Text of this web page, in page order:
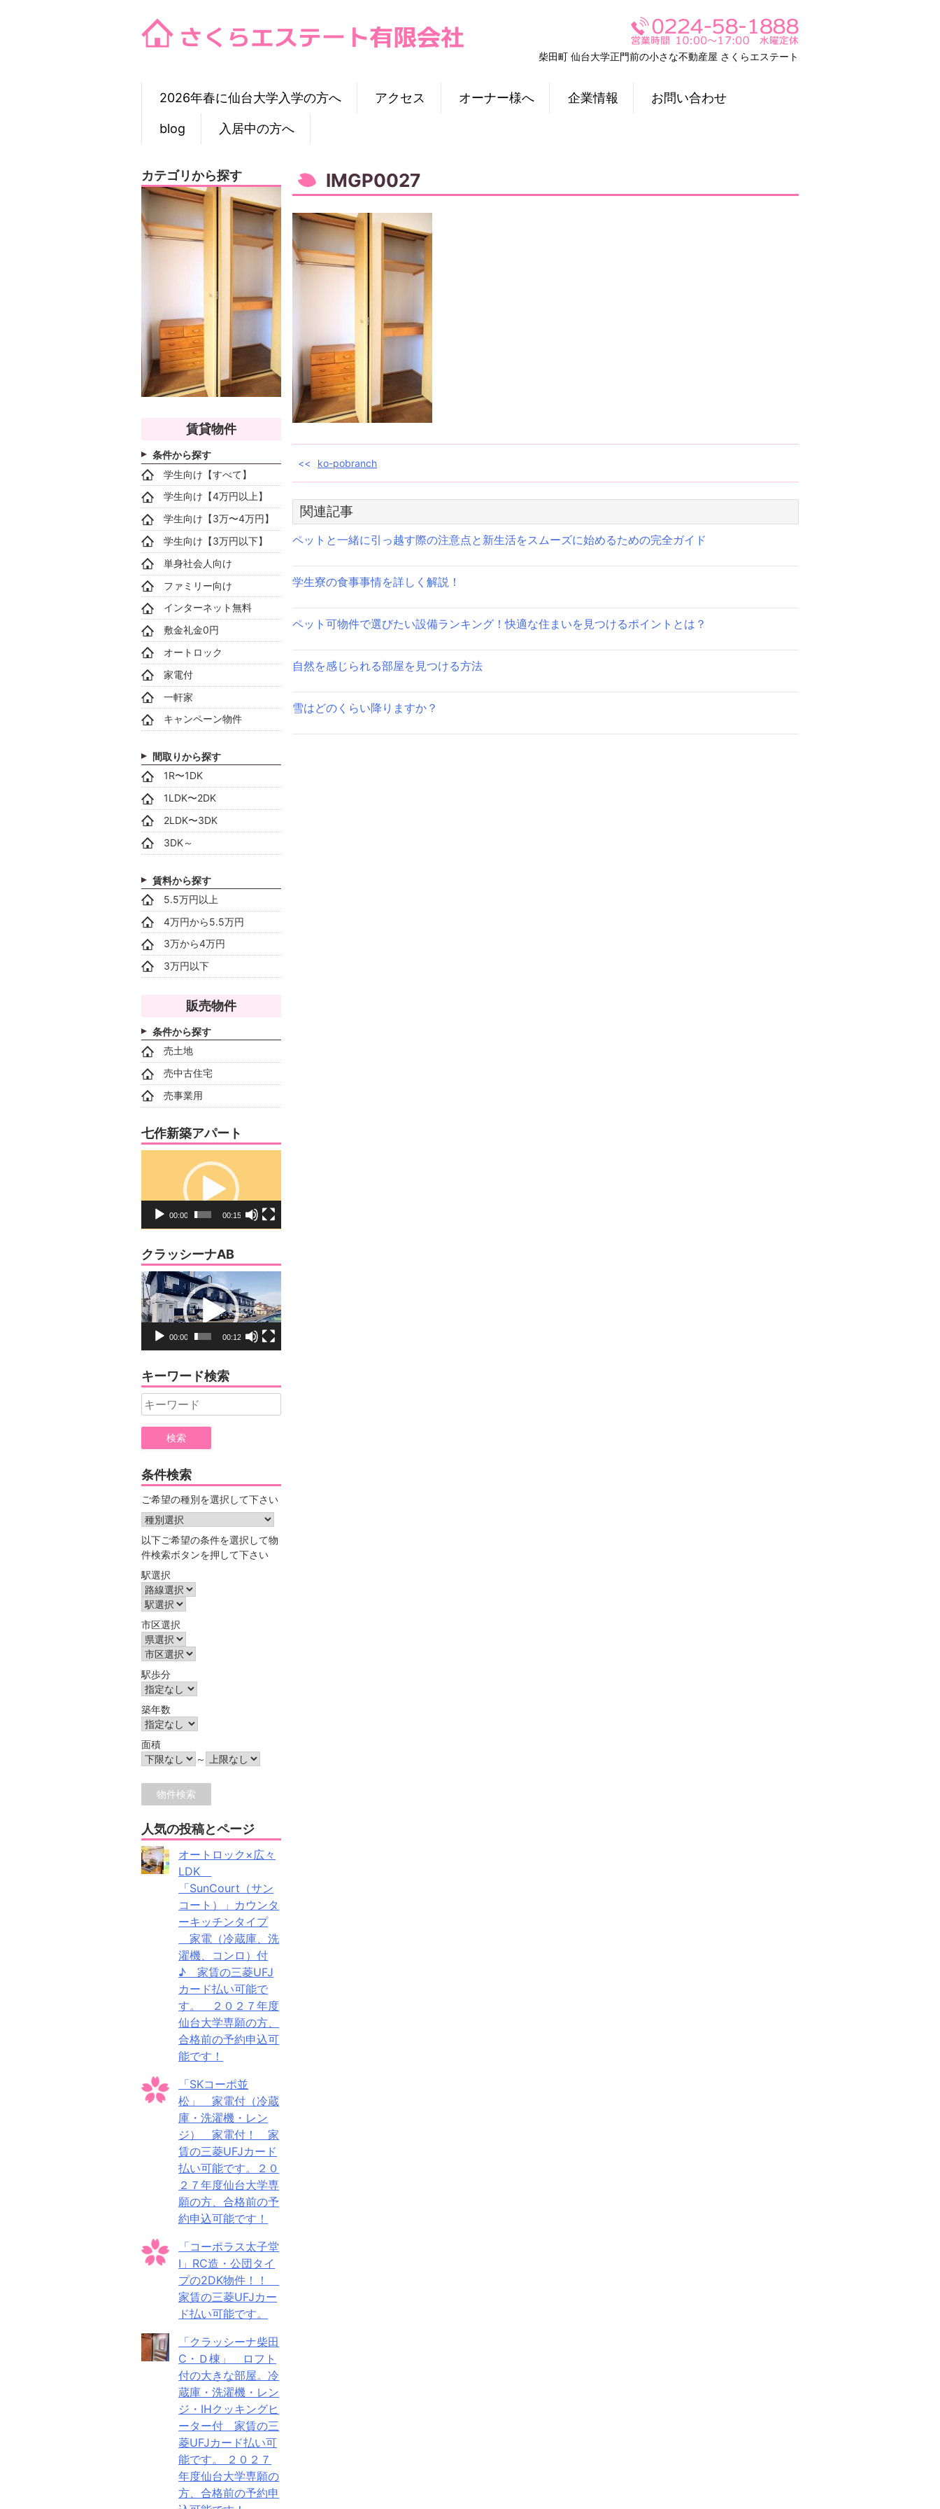
柴田町 仙台大学正門前の小さな不動産屋 さくらエステート
2026年春に仙台大学入学の方へ アクセス オーナー様へ 企業情報 お問い合わせ
blog 入居中の方へ
IMGP0027
投
ナ
ビ
ゲ
ー
シ
ン
ko-pobranch
関連記事
ペットと一緒に引っ越す際の注意点と新生活をスムーズに始めるための完全ガイド
学生寮の食事事情を詳しく解説！
ペット可物件で選びたい設備ランキング！快適な住まいを見つけるポイントとは？
自然を感じられる部屋を見つける方法
雪はどのくらい降りますか？
カテゴリから探す
賃貸物件
条件から探す
学生向け【すべて】
学生向け【4万円以上】
学生向け【3万〜4万円】
学生向け【3万円以下】
単身社会人向け
ファミリー向け
インターネット無料
敷金礼金0円
オートロック
家電付
一軒家
キャンペーン物件
間取りから探す
1R〜1DK
1LDK〜2DK
2LDK〜3DK
3DK～
賃料から探す
5.5万円以上
4万円から5.5万円
3万から4万円
3万円以下
販売物件
条件から探す
売土地
売中古住宅
売事業用
七作新築アパート
ー
00:00 00:15
クラッシーナAB
動
画
プ
ー
00:00 00:12
キーワード検索
Search
for:
条件検索
ご希望の種別を選択して下さい
以下ご希望の条件を選択して物
件検索ボタンを押して下さい
駅選択
市区選択
駅歩分
築年数
面積
～
人気の投稿とページ
オートロック×広々
LDK
「SunCourt（サン
コート）」カウンタ
ーキッチンタイプ
家電（冷蔵庫、洗
濯機、コンロ）付
♪ 家賃の三菱UFJ
カード払い可能で
す。 ２０２７年度
仙台大学専願の方、
合格前の予約申込可
能です！
「SKコーポ並
松」 家電付（冷蔵
庫・洗濯機・レン
ジ） 家電付！ 家
賃の三菱UFJカード
払い可能です。２０
２７年度仙台大学専
願の方、合格前の予
約申込可能です！
「コーポラス太子堂
Ⅰ」RC造・公団タイ
プの2DK物件！！
家賃の三菱UFJカー
ド払い可能です。
「クラッシーナ柴田
C・Ｄ棟」 ロフト
付の大きな部屋。冷
蔵庫・洗濯機・レン
ジ・IHクッキングヒ
ーター付 家賃の三
菱UFJカード払い可
能です。 ２０２７
年度仙台大学専願の
方、合格前の予約申